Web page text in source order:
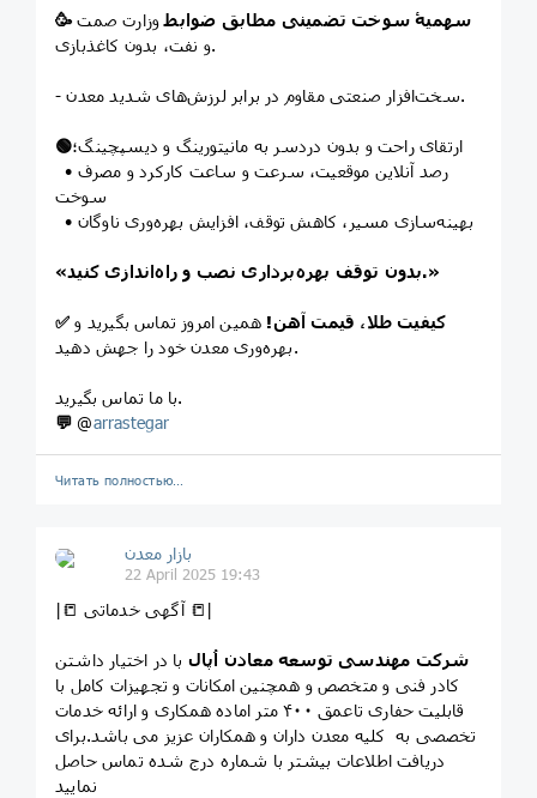
🥳 سهمیۀ سوخت تضمینی مطابق ضوابطوزارت صمت
و نفت، بدون کاغذبازی.
- سخت‌افزار صنعتی مقاوم در برابر لرزش‌های شدید معدن.
🟢ارتقای راحت و بدون دردسر به مانیتورینگ و دیسپچینگ؛
• رصد آنلاین موقعیت، سرعت و ساعت کارکرد و مصرف
سوخت
• بهینه‌سازی مسیر، کاهش توقف، افزایش بهره‌وری ناوگان
«بدون توقف بهره‌برداری نصب و راه‌اندازی کنید.»
✅ کیفیت طلا، قیمت آهن! همین امروز تماس بگیرید و
بهره‌وری معدن خود را جهش دهید.
با ما تماس بگیرید.
💬 @arrastegar
Читать полностью…
بازار معدن
22 April 2025 19:43
|📒 آگهی خدماتی 📒|
شرکت مهندسی توسعه معادن اُپال با در اختیار داشتن
کادر فنی و متخصص و همچنین امکانات و تجهیزات کامل با
قابلیت حفاری تاعمق ۴۰۰ متر اماده همکاری و ارائه خدمات
تخصصی به کلیه معدن داران و همکاران عزیز می باشد.برای
دریافت اطلاعات بیشتر با شماره درج شده تماس حاصل
نمایید